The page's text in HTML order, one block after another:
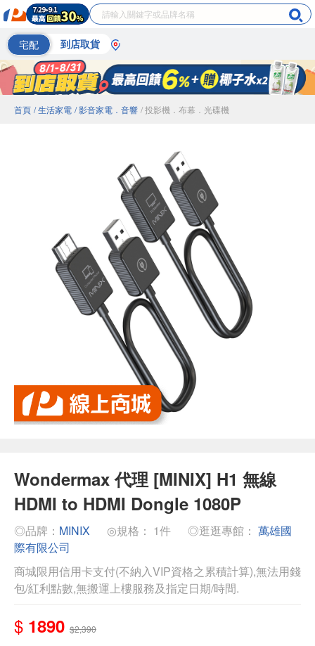
宅配 到店取貨
首頁 / 生活家電 / 影音家電．音響 / 投影機．布幕．光碟機
Wondermax 代理 [MINIX] H1 無線
HDMI to HDMI Dongle 1080P
◎品牌： MINIX ◎規格： 1件 ◎逛逛專館： 萬雄國
際有限公司
商城限用信用卡支付(不納入VIP資格之累積計算),無法用錢
包/紅利點數,無搬運上樓服務及指定日期/時間.
$ 1890 $2,390